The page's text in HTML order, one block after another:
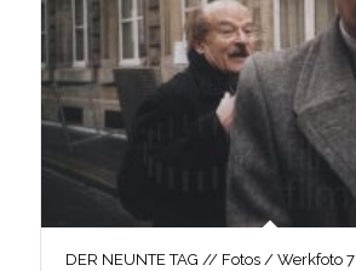
DER NEUNTE TAG // Fotos / Werkfoto 7